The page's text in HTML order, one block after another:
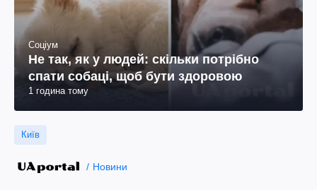
Соціум
Не так, як у людей: скільки потрібно
спати собаці, щоб бути здоровою
1 година тому
Київ
Новини